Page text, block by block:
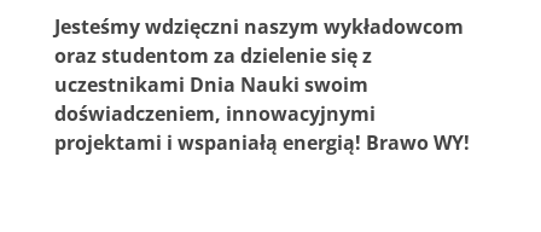
Jesteśmy wdzięczni naszym wykładowcom
oraz studentom za dzielenie się z
uczestnikami Dnia Nauki swoim
doświadczeniem, innowacyjnymi
projektami i wspaniałą energią! Brawo WY!